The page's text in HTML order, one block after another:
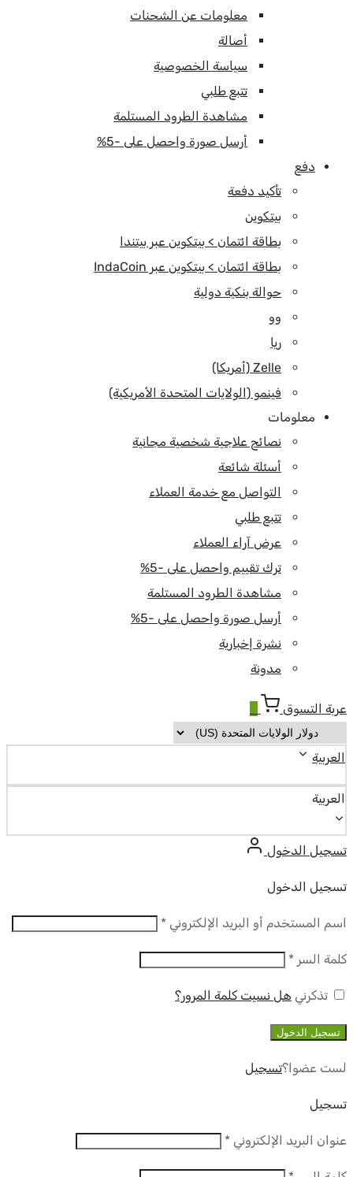
معلومات عن الشحنات
أصالة
سياسة الخصوصية
تتبع طلبي
مشاهدة الطرود المستلمة
أرسل صورة واحصل على -5%
دفع
تأكيد دفعة
بيتكوين
بطاقة ائتمان > بيتكوين عبر بيتندا
بطاقة ائتمان > بيتكوين عبر IndaCoin
حوالة بنكية دولية
وو
ريا
Zelle (أمريكا)
فينمو (الولايات المتحدة الأمريكية)
معلومات
نصائح علاجية شخصية مجانية
أسئلة شائعة
التواصل مع خدمة العملاء
تتبع طلبي
عرض آراء العملاء
ترك تقييم واحصل على -5%
مشاهدة الطرود المستلمة
أرسل صورة واحصل على -5%
نشرة إخبارية
مدونة
عربة التسوق
العربية
العربية
تسجيل الدخول
تسجيل الدخول
اسم المستخدم أو البريد الإلكتروني * مطلوب
كلمة السر * مطلوب
تذكرني هل نسيت كلمة المرور؟
تسجيل الدخول
لست عضوا؟تسجيل
تسجيل
عنوان البريد الإلكتروني * مطلوب